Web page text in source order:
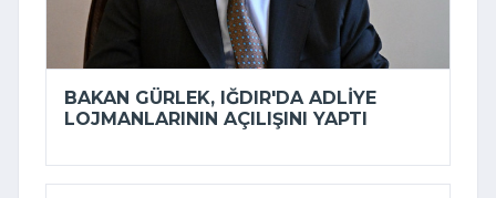
BAKAN GÜRLEK, IĞDIR'DA ADLIYE
LOJMANLARININ AÇILIŞINI YAPTI